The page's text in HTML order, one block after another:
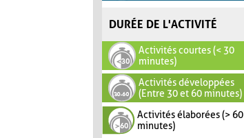
DURÉE DE L'ACTIVITÉ
Activités courtes (< 30
minutes)
Activités développées
(Entre 30 et 60 minutes)
Activités élaborées (> 60
minutes)